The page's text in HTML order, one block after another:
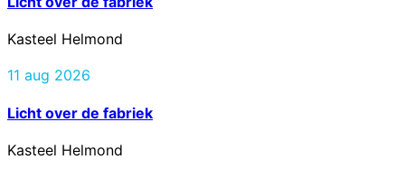
Kasteel Helmond
11 aug 2026
Licht over de fabriek
Kasteel Helmond